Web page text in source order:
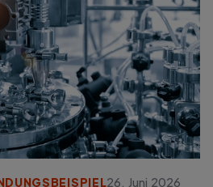
26. Juni 2026